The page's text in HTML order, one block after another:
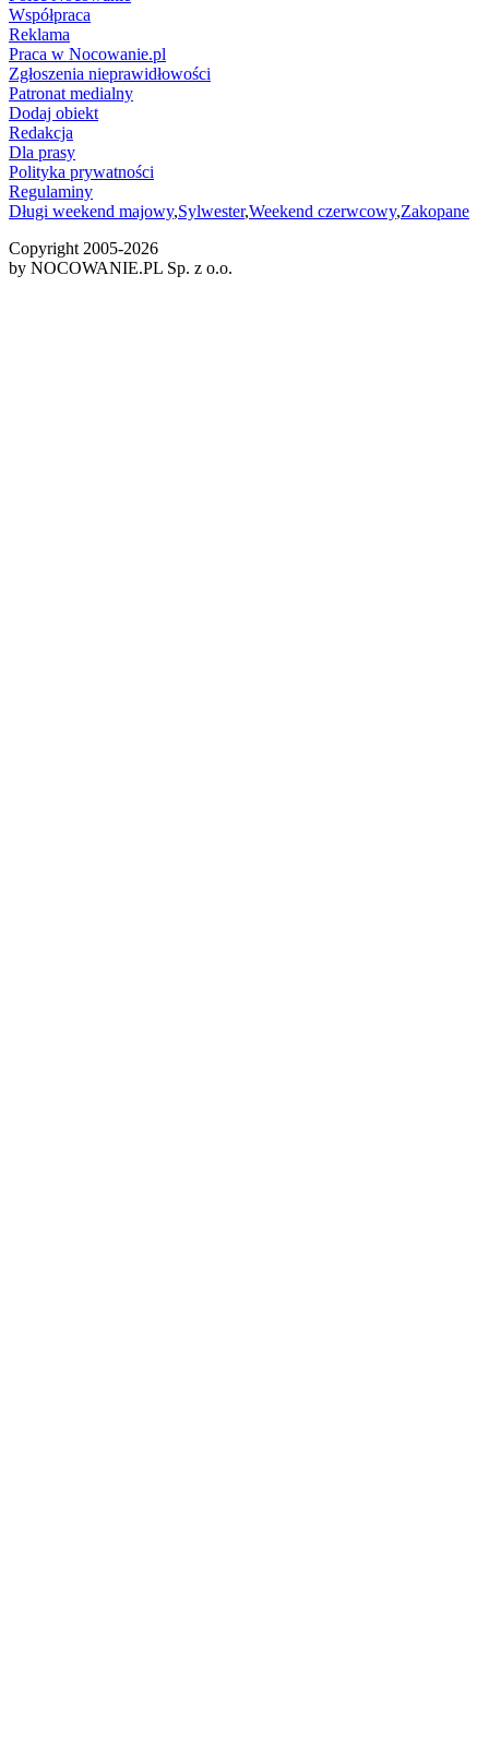
Współpraca
Reklama
Praca w Nocowanie.pl
Zgłoszenia nieprawidłowości
Patronat medialny
Dodaj obiekt
Redakcja
Dla prasy
Polityka prywatności
Regulaminy
Długi weekend majowy,Sylwester,Weekend czerwcowy,Zakopane
Copyright 2005-2026
by NOCOWANIE.PL Sp. z o.o.